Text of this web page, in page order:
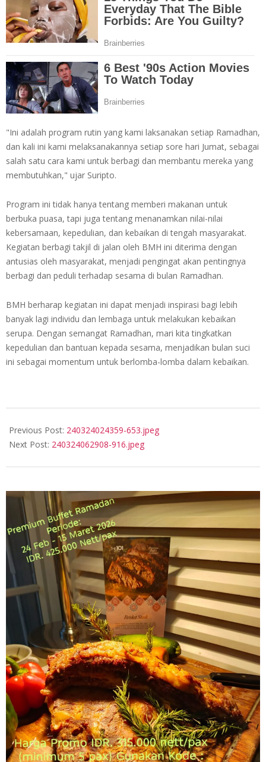
"Ini adalah program rutin yang kami laksanakan setiap Ramadhan,
dan kali ini kami melaksanakannya setiap sore hari Jumat, sebagai
salah satu cara kami untuk berbagi dan membantu mereka yang
membutuhkan," ujar Suripto.
Program ini tidak hanya tentang memberi makanan untuk
berbuka puasa, tapi juga tentang menanamkan nilai-nilai
kebersamaan, kepedulian, dan kebaikan di tengah masyarakat.
Kegiatan berbagi takjil di jalan oleh BMH ini diterima dengan
antusias oleh masyarakat, menjadi pengingat akan pentingnya
berbagi dan peduli terhadap sesama di bulan Ramadhan.
BMH berharap kegiatan ini dapat menjadi inspirasi bagi lebih
banyak lagi individu dan lembaga untuk melakukan kebaikan
serupa. Dengan semangat Ramadhan, mari kita tingkatkan
kepedulian dan bantuan kepada sesama, menjadikan bulan suci
ini sebagai momentum untuk berlomba-lomba dalam kebaikan.
03-
24
Previous Post: 240324024359-653.jpeg
Next Post: 240324062908-916.jpeg